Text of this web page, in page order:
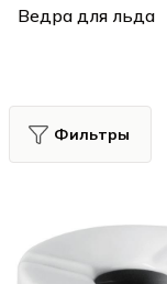
Ведра для льда
Фильтры